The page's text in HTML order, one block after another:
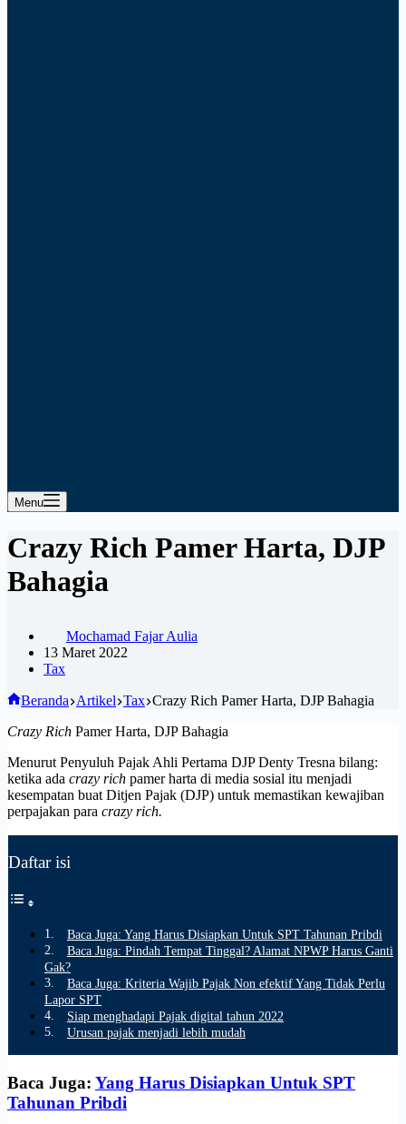
Menu
Crazy Rich Pamer Harta, DJP
Bahagia
Mochamad Fajar Aulia
13 Maret 2022
Tax
Beranda Artikel Tax Crazy Rich Pamer Harta, DJP Bahagia
Crazy Rich Pamer Harta, DJP Bahagia
Menurut Penyuluh Pajak Ahli Pertama DJP Denty Tresna bilang:
ketika ada crazy rich pamer harta di media sosial itu menjadi
kesempatan buat Ditjen Pajak (DJP) untuk memastikan kewajiban
perpajakan para crazy rich.
Daftar isi
Baca Juga: Yang Harus Disiapkan Untuk SPT Tahunan Pribdi
Baca Juga: Pindah Tempat Tinggal? Alamat NPWP Harus Ganti
Gak?
Baca Juga: Kriteria Wajib Pajak Non efektif Yang Tidak Perlu
Lapor SPT
Siap menghadapi Pajak digital tahun 2022
Urusan pajak menjadi lebih mudah
Baca Juga: Yang Harus Disiapkan Untuk SPT
Tahunan Pribdi